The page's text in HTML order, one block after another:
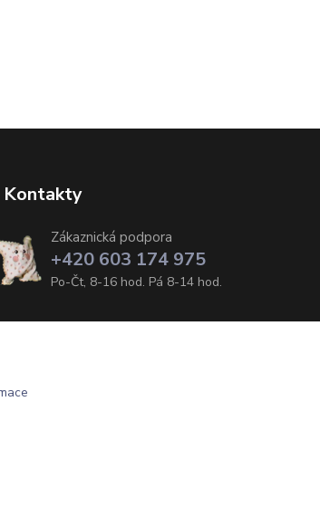
Kontakty
Zákaznická podpora
+420 603 174 975
Po-Čt, 8-16 hod. Pá 8-14 hod.